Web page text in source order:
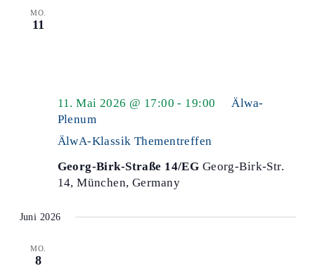
MO.
11
ÄlwA-Klassik Thementreffen
11. Mai 2026 @ 17:00 - 19:00
Älwa-
Plenum
Georg-Birk-Straße 14/EG Georg-Birk-Str.
14, München, Germany
Juni 2026
MO.
8